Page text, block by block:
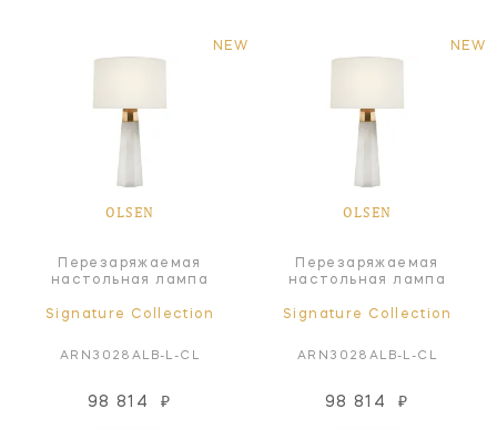
NEW
OLSEN
Перезаряжаемая
настольная лампа
Signature Collection
ARN3028ALB-L-CL
98 814 ₽
NEW
OLSEN
Перезаряжаемая
настольная лампа
Signature Collection
ARN3028ALB-L-CL
98 814 ₽